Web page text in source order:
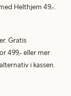
Helthjem 49,-.
Gratis
499,- eller mer
i kassen.